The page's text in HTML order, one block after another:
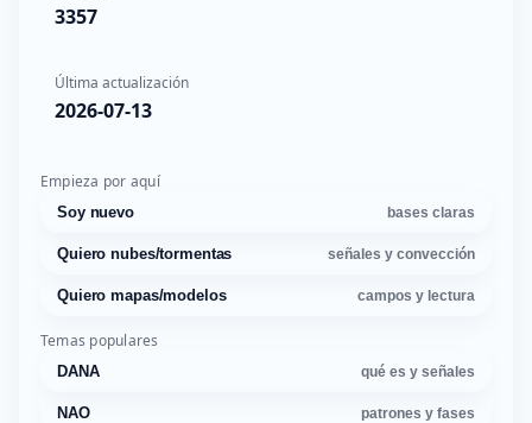
3357
Última actualización
2026-07-13
Empieza por aquí
Soy nuevo bases claras
Quiero nubes/tormentas señales y convección
Quiero mapas/modelos campos y lectura
Temas populares
DANA qué es y señales
NAO patrones y fases